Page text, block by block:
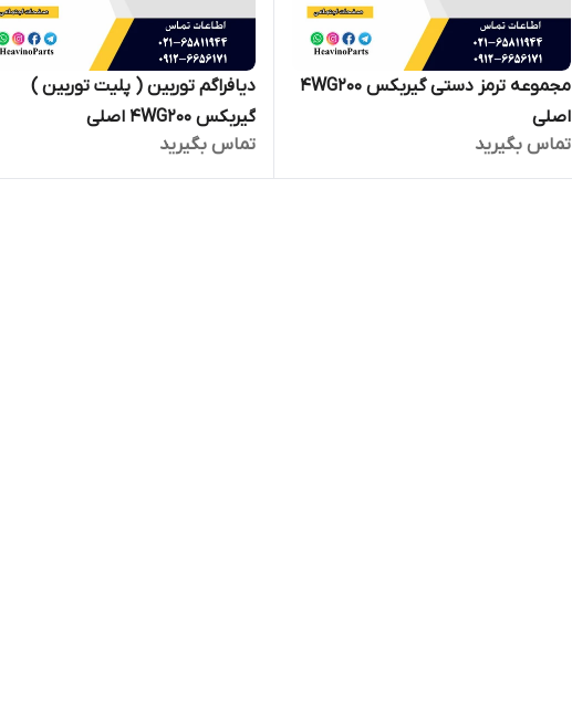
مجموعه ترمز دستی گیربکس 4WG200
اصلی
تماس بگیرید
دیافراگم توربین ( پلیت توربین )
گیربکس 4WG200 اصلی
تماس بگیرید